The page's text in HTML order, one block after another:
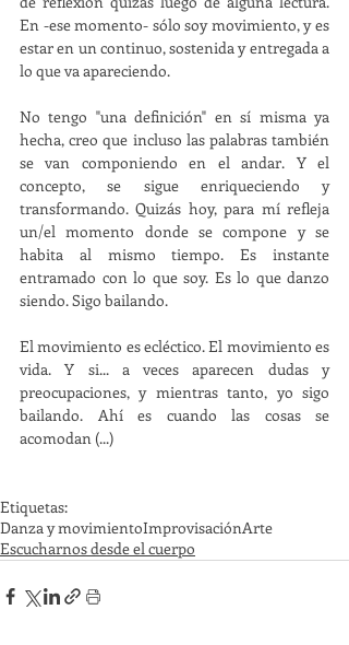
En -ese momento- sólo soy movimiento, y es
estar en un continuo, sostenida y entregada a
lo que va apareciendo.
No tengo "una definición" en sí misma ya
hecha, creo que incluso las palabras también
se van componiendo en el andar. Y el
concepto, se sigue enriqueciendo y
transformando. Quizás hoy, para mí refleja
un/el momento donde se compone y se
habita al mismo tiempo. Es instante
entramado con lo que soy. Es lo que danzo
siendo. Sigo bailando.
El movimiento es ecléctico. El movimiento es
vida. Y si... a veces aparecen dudas y
preocupaciones, y mientras tanto, yo sigo
bailando. Ahí es cuando las cosas se
acomodan (...)
Etiquetas:
Danza y movimientoImprovisaciónArte
Escucharnos desde el cuerpo